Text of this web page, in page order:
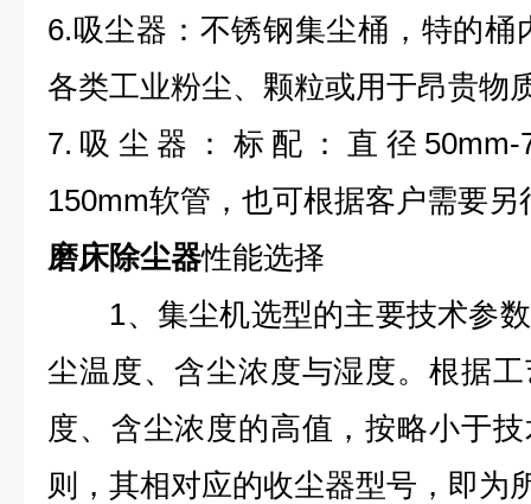
6.吸尘器：不锈钢集尘桶，特的
各类工业粉尘、颗粒或用于昂贵物
7.吸尘器：标配：直径50mm-
150mm软管，也可根据客户需要另
磨床除尘器性能选择
1、集尘机选型的主要技术参数
尘温度、含尘浓度与湿度。根据
度、含尘浓度的高值，按略小于
则，其相对应的收尘器型号，即为